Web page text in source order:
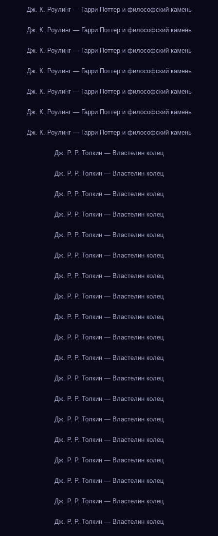
Дж. К. Роулинг — Гарри Поттер и философский камень
Дж. К. Роулинг — Гарри Поттер и философский камень
Дж. К. Роулинг — Гарри Поттер и философский камень
Дж. К. Роулинг — Гарри Поттер и философский камень
Дж. К. Роулинг — Гарри Поттер и философский камень
Дж. К. Роулинг — Гарри Поттер и философский камень
Дж. К. Роулинг — Гарри Поттер и философский камень
Дж. Р. Р. Толкин — Властелин колец
Дж. Р. Р. Толкин — Властелин колец
Дж. Р. Р. Толкин — Властелин колец
Дж. Р. Р. Толкин — Властелин колец
Дж. Р. Р. Толкин — Властелин колец
Дж. Р. Р. Толкин — Властелин колец
Дж. Р. Р. Толкин — Властелин колец
Дж. Р. Р. Толкин — Властелин колец
Дж. Р. Р. Толкин — Властелин колец
Дж. Р. Р. Толкин — Властелин колец
Дж. Р. Р. Толкин — Властелин колец
Дж. Р. Р. Толкин — Властелин колец
Дж. Р. Р. Толкин — Властелин колец
Дж. Р. Р. Толкин — Властелин колец
Дж. Р. Р. Толкин — Властелин колец
Дж. Р. Р. Толкин — Властелин колец
Дж. Р. Р. Толкин — Властелин колец
Дж. Р. Р. Толкин — Властелин колец
Дж. Р. Р. Толкин — Властелин колец